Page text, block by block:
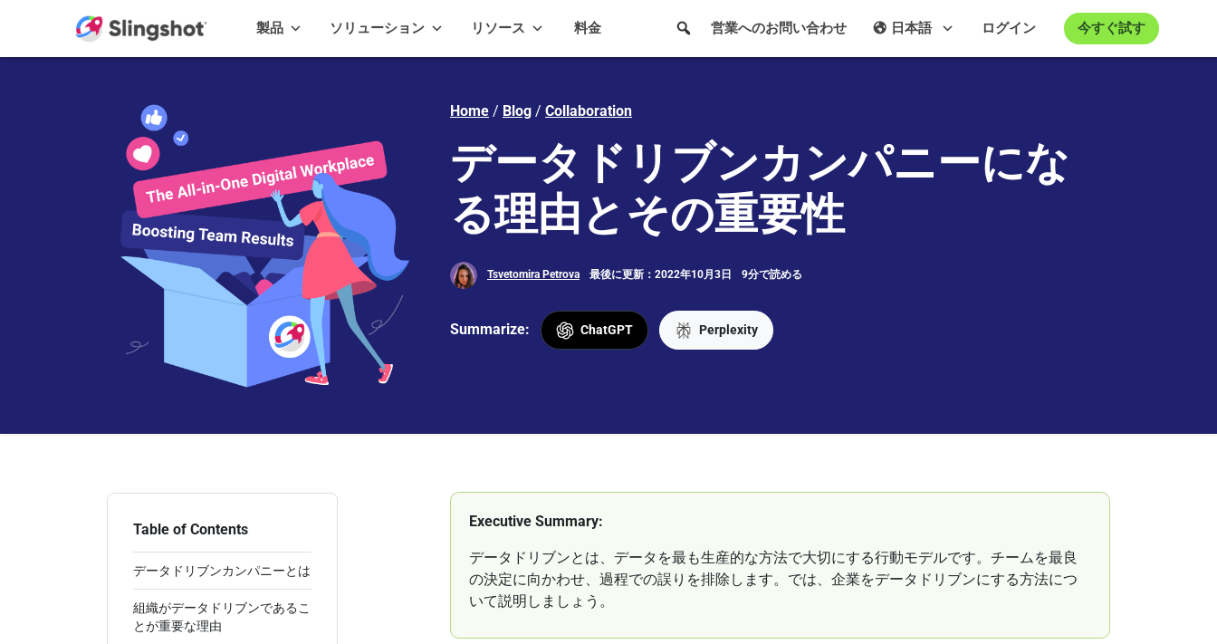
製品 ソリューション リソース 料金 今すぐ試す
ログイン
日本語
営業へのお問い合わせ
Home / Blog / Collaboration
データドリブンカンパニーにな
る理由とその重要性
Tsvetomira Petrova 最後に更新：2022年10月3日 9分で読める
Summarize: ChatGPT Perplexity
Table of Contents
データドリブンカンパニーとは
組織がデータドリブンであるこ
とが重要な理由
Executive Summary:
データドリブンとは、データを最も生産的な方法で大切にする行動モデルです。チームを最良
の決定に向かわせ、過程での誤りを排除します。では、企業をデータドリブンにする方法につ
いて説明しましょう。